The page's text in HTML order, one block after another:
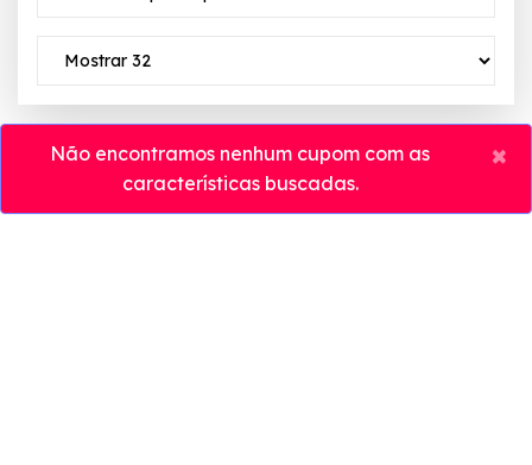
Não encontramos nenhum cupom com as
características buscadas.
×